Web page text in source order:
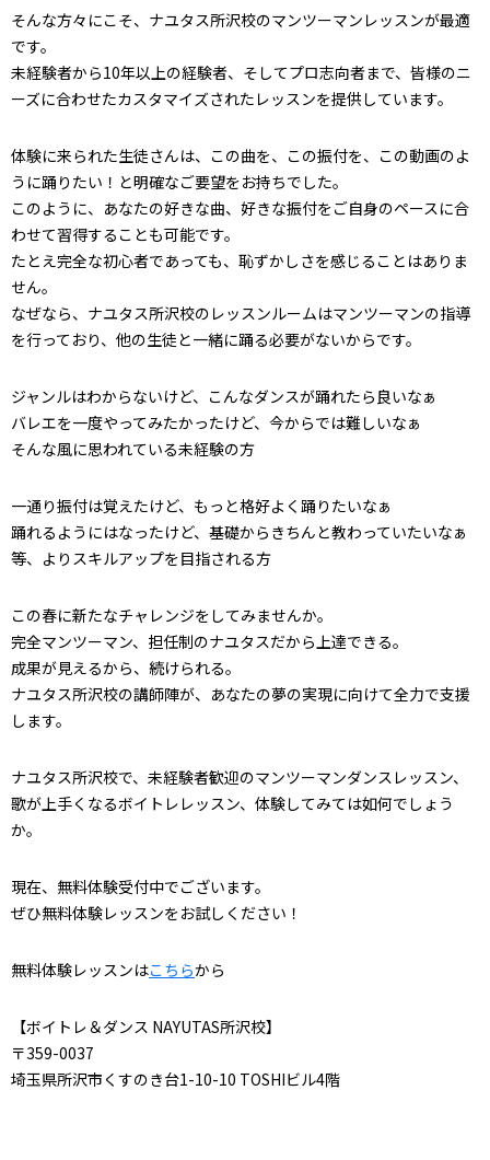
そんな方々にこそ、ナユタス所沢校のマンツーマンレッスンが最適
です。
未経験者から10年以上の経験者、そしてプロ志向者まで、皆様のニ
ーズに合わせたカスタマイズされたレッスンを提供しています。
体験に来られた生徒さんは、この曲を、この振付を、この動画のよ
うに踊りたい！と明確なご要望をお持ちでした。
このように、あなたの好きな曲、好きな振付をご自身のペースに合
わせて習得することも可能です。
たとえ完全な初心者であっても、恥ずかしさを感じることはありま
せん。
なぜなら、ナユタス所沢校のレッスンルームはマンツーマンの指導
を行っており、他の生徒と一緒に踊る必要がないからです。
ジャンルはわからないけど、こんなダンスが踊れたら良いなぁ
バレエを一度やってみたかったけど、今からでは難しいなぁ
そんな風に思われている未経験の方
一通り振付は覚えたけど、もっと格好よく踊りたいなぁ
踊れるようにはなったけど、基礎からきちんと教わっていたいなぁ
等、よりスキルアップを目指される方
この春に新たなチャレンジをしてみませんか。
完全マンツーマン、担任制のナユタスだから上達できる。
成果が見えるから、続けられる。
ナユタス所沢校の講師陣が、あなたの夢の実現に向けて全力で支援
します。
ナユタス所沢校で、未経験者歓迎のマンツーマンダンスレッスン、
歌が上手くなるボイトレレッスン、体験してみては如何でしょう
か。
現在、無料体験受付中でございます。
ぜひ無料体験レッスンをお試しください！
無料体験レッスンはこちらから
【ボイトレ＆ダンス NAYUTAS所沢校】
〒359-0037
埼玉県所沢市くすのき台1-10-10 TOSHIビル4階